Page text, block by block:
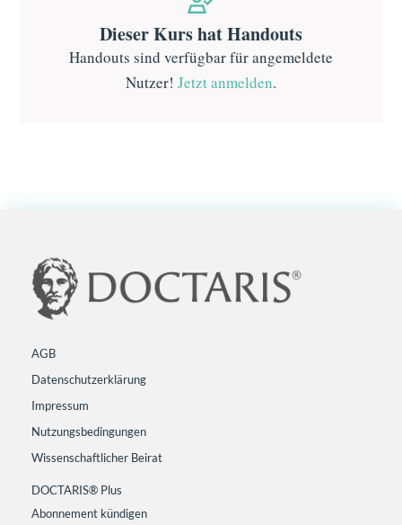
Dieser Kurs hat Handouts
Handouts sind verfügbar für angemeldete
Nutzer! Jetzt anmelden.
AGB
Datenschutzerklärung
Impressum
Nutzungsbedingungen
Wissenschaftlicher Beirat
DOCTARIS® Plus
Abonnement kündigen